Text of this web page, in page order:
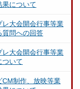
果について
大会開会行事等業
質問への回答
大会開会行事等業
ついて
CM制作、放映等業